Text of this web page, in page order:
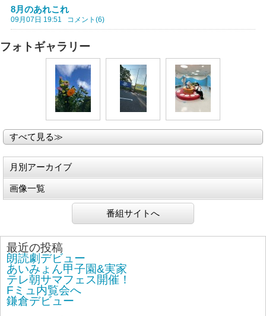
8月のあれこれ
09月07日 19:51 コメント(6)
フォトギャラリー
すべて見る≫
月別アーカイブ
画像一覧
番組サイトへ
最近の投稿
朗読劇デビュー
あいみょん甲子園&実家
テレ朝サマフェス開催！
Fミュ内覧会へ
鎌倉デビュー